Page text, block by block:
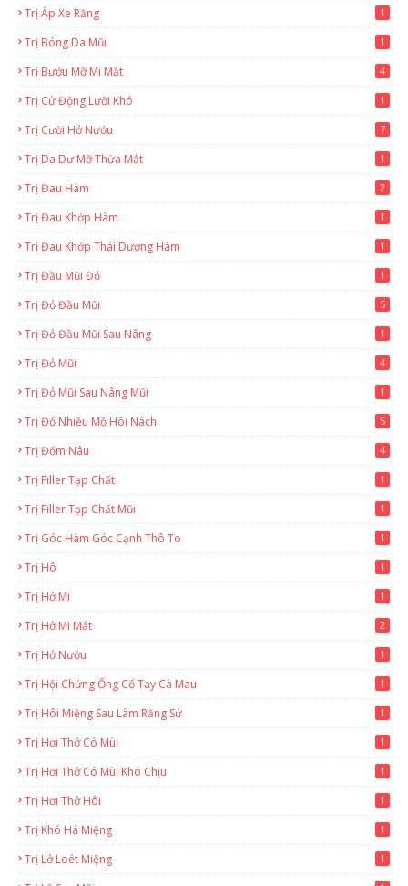
Trị Áp Xe Răng 1
Trị Bóng Da Mũi 1
Trị Bướu Mỡ Mi Mắt 4
Trị Cử Động Lưỡi Khó 1
Trị Cười Hở Nướu 7
Trị Da Dư Mỡ Thừa Mắt 1
Trị Đau Hàm 2
Trị Đau Khớp Hàm 1
Trị Đau Khớp Thái Dương Hàm 1
Trị Đầu Mũi Đỏ 1
Trị Đỏ Đầu Mũi 5
Trị Đỏ Đầu Mũi Sau Nâng 1
Trị Đỏ Mũi 4
Trị Đỏ Mũi Sau Nâng Mũi 1
Trị Đổ Nhiều Mồ Hôi Nách 5
Trị Đốm Nâu 4
Trị Filler Tạp Chất 1
Trị Filler Tạp Chất Mũi 1
Trị Góc Hàm Góc Cạnh Thô To 1
Trị Hô 1
Trị Hở Mi 1
Trị Hở Mi Mắt 2
Trị Hở Nướu 1
Trị Hội Chứng Ống Cổ Tay Cà Mau 1
Trị Hôi Miệng Sau Làm Răng Sứ 1
Trị Hơi Thở Có Mùi 1
Trị Hơi Thở Có Mùi Khó Chịu 1
Trị Hơi Thở Hôi 1
Trị Khó Há Miệng 1
Trị Lở Loét Miệng 1